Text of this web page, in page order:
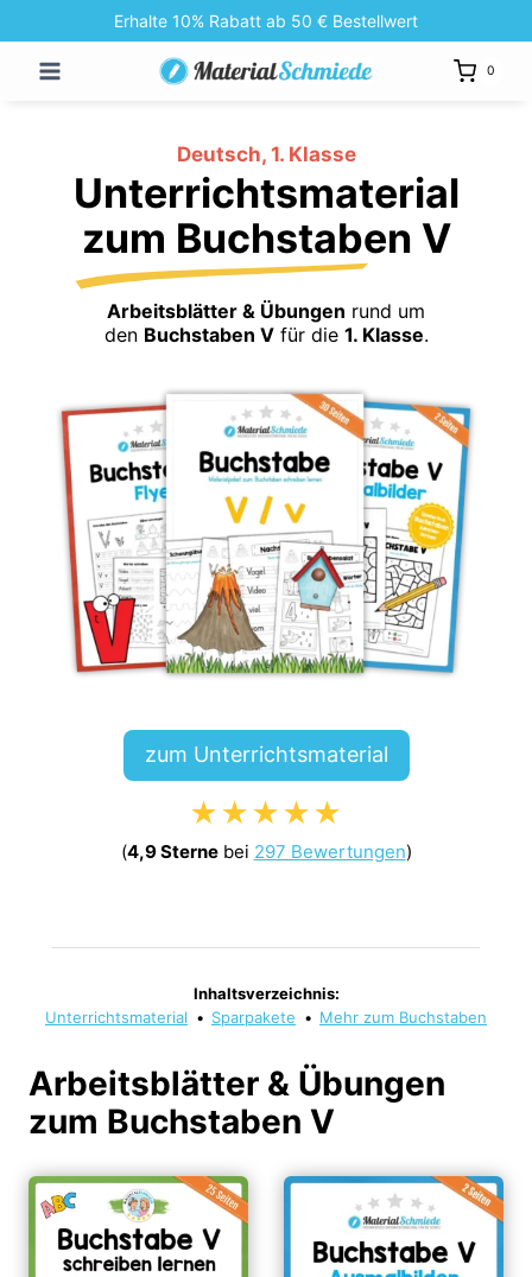
Inhalt
springen
Erhalte 10% Rabatt ab 50 € Bestellwert
0
Deutsch, 1. Klasse
Unterrichtsmaterial
zum Buchstaben V
Arbeitsblätter & Übungen rund um
den Buchstaben Vfür die 1. Klasse.
zum Unterrichtsmaterial
★★★★★
(4,9 Sternebei 297 Bewertungen)
Inhaltsverzeichnis:
Unterrichtsmaterial • Sparpakete • Mehr zum Buchstaben
Arbeitsblätter & Übungen
zum Buchstaben V